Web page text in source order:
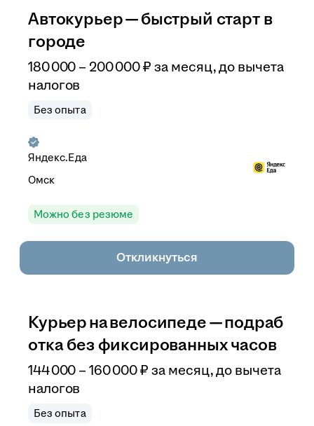
Автокурьер — быстрый старт в
городе
180 000 – 200 000₽ за месяц,до вычета
налогов
Без опыта
Яндекс.Еда
Омск
Можно без резюме
Откликнуться
Курьер на велосипеде — подраб
отка без фиксированных часов
144 000 –160 000₽ за месяц,до вычета
налогов
Без опыта